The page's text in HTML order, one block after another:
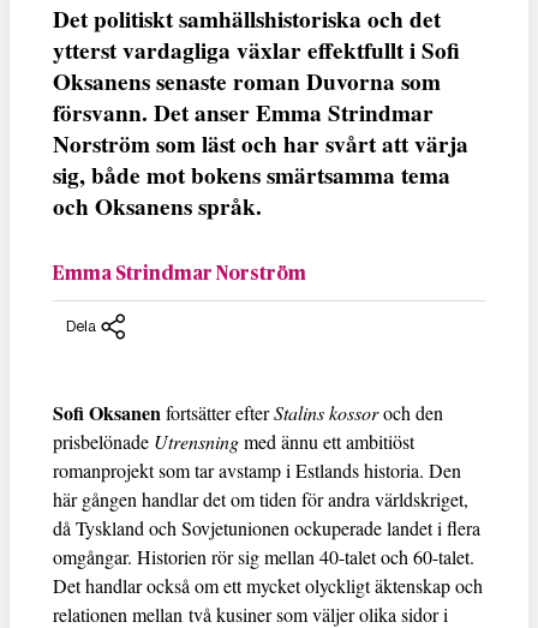
Det politiskt samhällshistoriska och det
ytterst vardagliga växlar effektfullt i Sofi
Oksanens senaste roman Duvorna som
försvann. Det anser Emma Strindmar
Norström som läst och har svårt att värja
sig, både mot bokens smärtsamma tema
och Oksanens språk.
Emma Strindmar Norström
Dela
Sofi Oksanenfortsätter efterStalins kossoroch den
prisbelönade Utrensningmed ännu ett ambitiöst
romanprojekt som tar avstamp i Estlands historia. Den
här gången handlar det om tiden för andra världskriget,
då Tyskland och Sovjetunionen ockuperade landet i flera
omgångar. Historien rör sig mellan 40-talet och 60-talet.
Det handlar också om ett mycket olyckligt äktenskap och
relationen mellan två kusiner som väljer olika sidor i